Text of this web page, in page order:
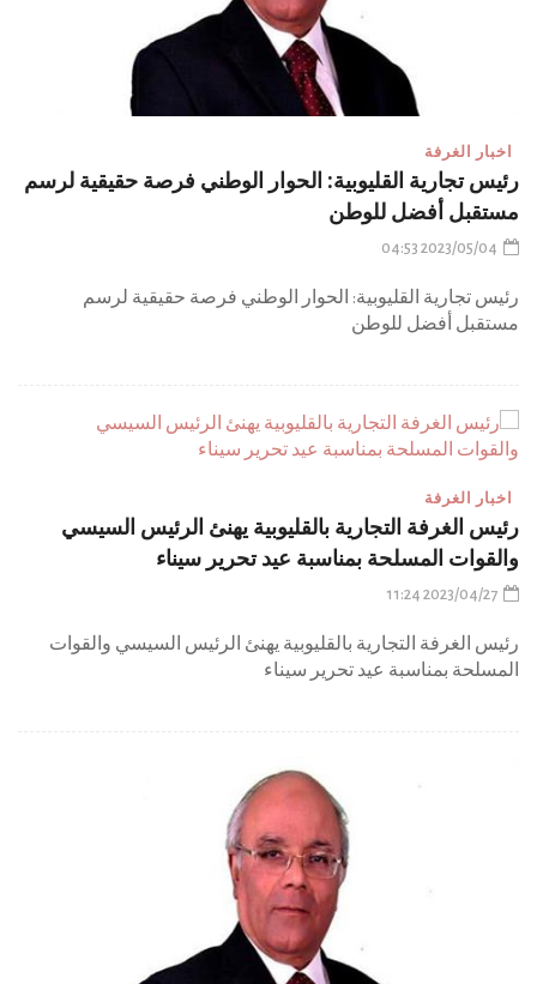
اخبار الغرفة
رئيس تجارية القليوبية: الحوار الوطني فرصة حقيقية لرسم
مستقبل أفضل للوطن
2023/05/04 04:53
رئيس تجارية القليوبية: الحوار الوطني فرصة حقيقية لرسم
مستقبل أفضل للوطن
اخبار الغرفة
رئيس الغرفة التجارية بالقليوبية يهنئ الرئيس السيسي
والقوات المسلحة بمناسبة عيد تحرير سيناء
2023/04/27 11:24
رئيس الغرفة التجارية بالقليوبية يهنئ الرئيس السيسي والقوات
المسلحة بمناسبة عيد تحرير سيناء